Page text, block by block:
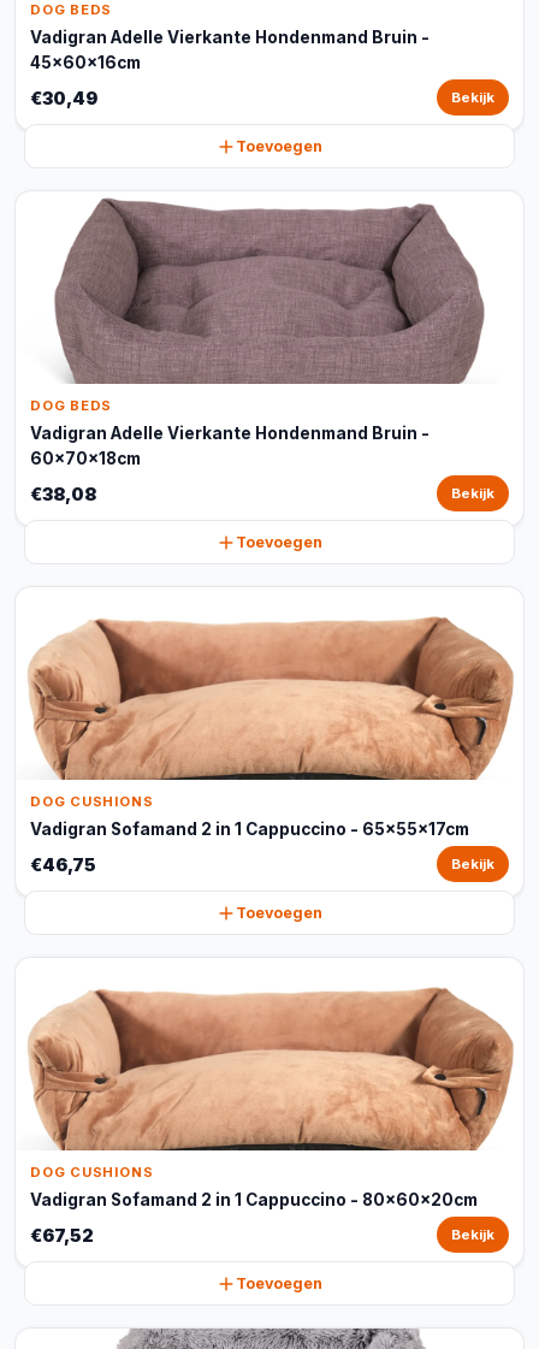
DOG BEDS
Vadigran Adelle Vierkante Hondenmand Bruin -
45x60x16cm
€30,49 Bekijk
Toevoegen
DOG BEDS
Vadigran Adelle Vierkante Hondenmand Bruin -
60x70x18cm
€38,08 Bekijk
Toevoegen
DOG CUSHIONS
Vadigran Sofamand 2 in 1 Cappuccino - 65x55x17cm
€46,75 Bekijk
Toevoegen
DOG CUSHIONS
Vadigran Sofamand 2 in 1 Cappuccino - 80x60x20cm
€67,52 Bekijk
Toevoegen